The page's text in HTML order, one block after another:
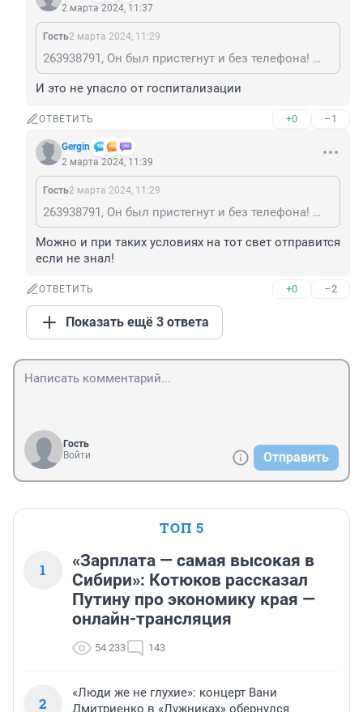
2 марта 2024, 11:37
Гость2 марта 2024, 11:29
263938791, Он был пристегнут и без телефона! 😜😜😜👍
И это не упасло от госпитализации
ОТВЕТИТЬ +0 –1
Gergin
2 марта 2024, 11:39
Гость2 марта 2024, 11:29
263938791, Он был пристегнут и без телефона! 😜😜😜👍
Можно и при таких условиях на тот свет отправится
если не знал!
ОТВЕТИТЬ +0 –2
Показать ещё 3 ответа
Гость
Войти
Отправить
ТОП 5
1
«Зарплата — самая высокая в
Сибири»: Котюков рассказал
Путину про экономику края —
онлайн-трансляция
54 233 143
2
«Люди же не глухие»: концерт Вани
Дмитриенко в «Лужниках» обернулся